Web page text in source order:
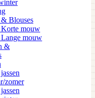
Blouses
mouw
mouw
&
zomer